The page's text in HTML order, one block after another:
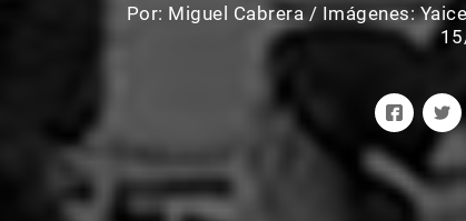
Por: Miguel Cabrera / Imágenes: